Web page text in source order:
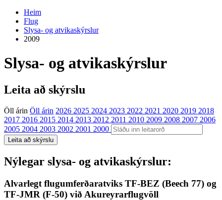
Heim
Flug
Slysa- og atvikaskýrslur
2009
Slysa- og atvikaskýrslur
Leita að skýrslu
Öll árin Öll árin 2026 2025 2024 2023 2022 2021 2020 2019 2018
2017 2016 2015 2014 2013 2012 2011 2010 2009 2008 2007 2006
2005 2004 2003 2002 2001 2000
Nýlegar slysa- og atvikaskýrslur:
Alvarlegt flugumferðaratviks TF-BEZ (Beech 77) og
TF-JMR (F-50) við Akureyrarflugvöll